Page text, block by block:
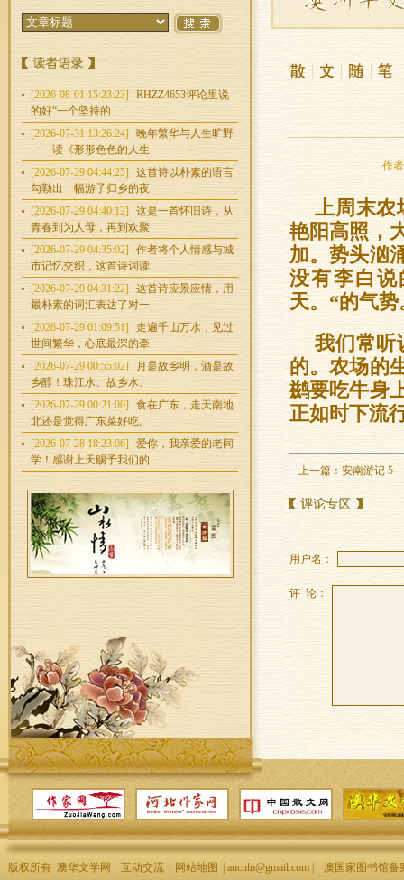
[2026-08-01 15:23:23]
RHZZ4653评论里说
的好“一个坚持的
[2026-07-31 13:26:24]
晚年繁华与人生旷野
——读《形形色色的人生
[2026-07-29 04:44:25]
这首诗以朴素的语言
勾勒出一幅游子归乡的夜
[2026-07-29 04:40:12]
这是一首怀旧诗，从
青春到为人母，再到欢聚
[2026-07-29 04:35:02]
作者将个人情感与城
市记忆交织，这首诗词读
[2026-07-29 04:31:22]
这首诗应景应情，用
最朴素的词汇表达了对一
[2026-07-29 01:09:51]
走遍千山万水，见过
世间繁华，心底最深的牵
[2026-07-29 00:55:02]
月是故乡明，酒是故
乡醇！珠江水、故乡水、
[2026-07-29 00:21:00]
食在广东，走天南地
北还是觉得广东菜好吃。
[2026-07-28 18:23:06]
爱你，我亲爱的老同
学！感谢上天赐予我们的
作
上周末农
艳阳高照，
加。势头汹
没有李白
天。“的气势
我们常听
的。农场的
鹚要吃牛身
正如时下流
上一篇： 安南游记 5
用户名：
评 论：
版权所有 澳华文学网 互动交流 网站地图 | aucnln@gmail.com | 澳国家图书馆备